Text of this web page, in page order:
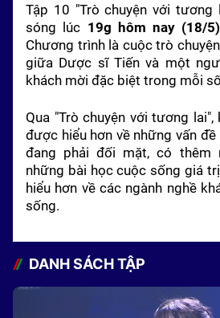
Tập 10 "Trò chuyện với tương
sóng lúc 19g hôm nay (18/
Chương trình là cuộc trò
giữa Dược sĩ Tiến và một
khách mời đặc biệt trong mỗi
Qua "Trò chuyện với tương
được hiểu hơn về những vấn
đang phải đối mặt, có thêm
những bài học cuộc sống giá
hiểu hơn về các ngành nghề
sống.
DANH SÁCH TẬP